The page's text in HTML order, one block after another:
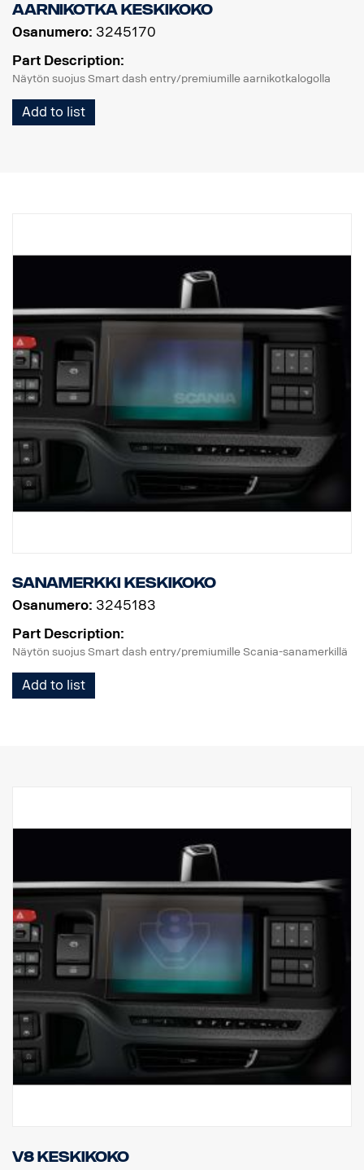
Aarnikotka keskikoko
Osanumero: 3245170
Part Description:
Näytön suojus Smart dash entry/premiumille aarnikotkalogolla
Add to list
Sanamerkki keskikoko
Osanumero: 3245183
Part Description:
Näytön suojus Smart dash entry/premiumille Scania-sanamerkillä
Add to list
V8 keskikoko